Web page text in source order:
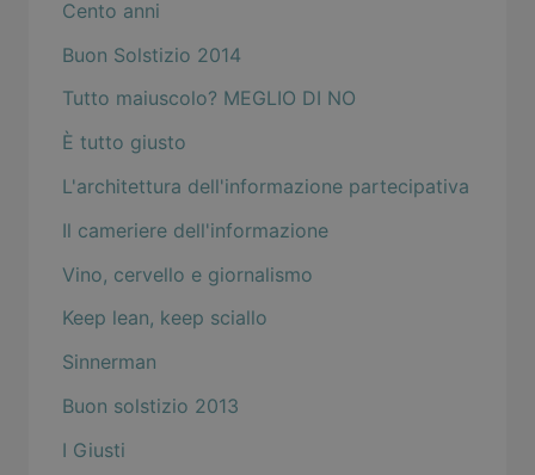
Cento anni
Buon Solstizio 2014
Tutto maiuscolo? MEGLIO DI NO
È tutto giusto
L'architettura dell'informazione partecipativa
Il cameriere dell'informazione
Vino, cervello e giornalismo
Keep lean, keep sciallo
Sinnerman
Buon solstizio 2013
I Giusti